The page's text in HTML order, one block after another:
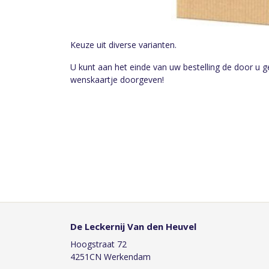
Keuze uit diverse varianten.
U kunt aan het einde van uw bestelling de door u
wenskaartje doorgeven!
De Leckernij Van den Heuvel
Hoogstraat 72
4251CN Werkendam